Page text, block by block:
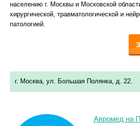
населению г. Москвы и Московской
хирургической, травматологической и
патологией.
г. Москва, ул. Большая Полянка, д. 22.
Авромед на